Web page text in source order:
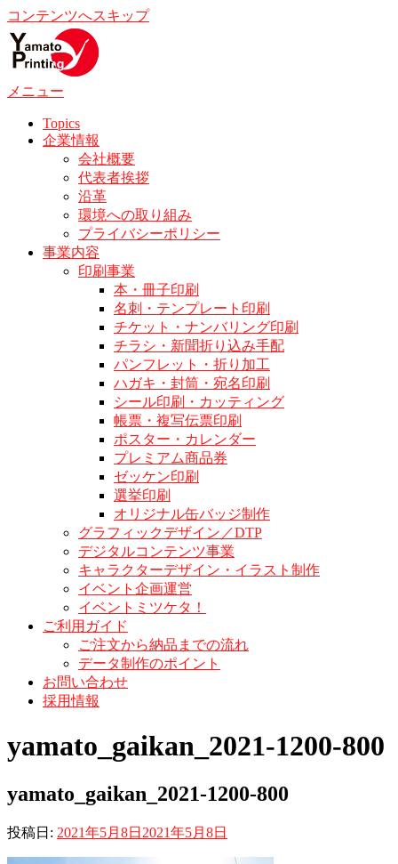
コンテンツへスキップ
メニュー
Topics
企業情報
会社概要
代表者挨拶
沿革
環境への取り組み
プライバシーポリシー
事業内容
印刷事業
本・冊子印刷
名刺・テンプレート印刷
チケット・ナンバリング印刷
チラシ・新聞折り込み手配
パンフレット・折り加工
ハガキ・封筒・宛名印刷
シール印刷・カッティング
帳票・複写伝票印刷
ポスター・カレンダー
プレミアム商品券
ゼッケン印刷
選挙印刷
オリジナル缶バッジ制作
グラフィックデザイン／DTP
デジタルコンテンツ事業
キャラクターデザイン・イラスト制作
イベント企画運営
イベントミツケタ！
ご利用ガイド
ご注文から納品までの流れ
データ制作のポイント
お問い合わせ
採用情報
yamato_gaikan_2021-1200-800
yamato_gaikan_2021-1200-800
投稿日: 2021年5月8日 2021年5月8日